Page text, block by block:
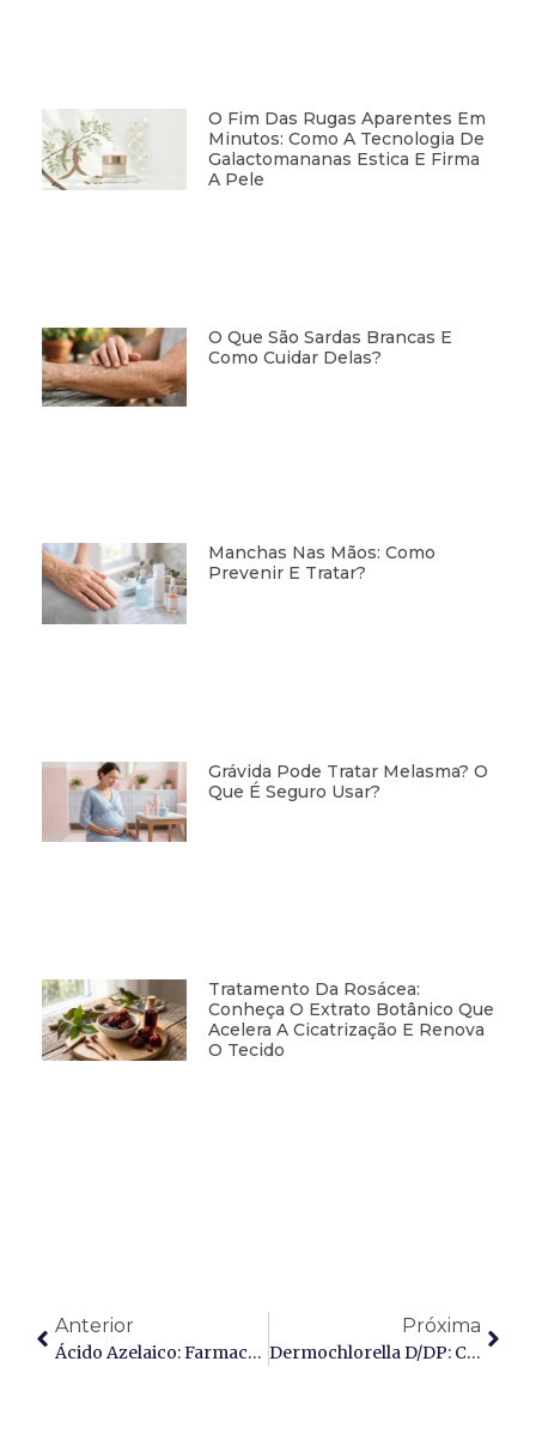
O Fim Das Rugas Aparentes Em
Minutos: Como A Tecnologia De
Galactomananas Estica E Firma
A Pele
O Que São Sardas Brancas E
Como Cuidar Delas?
Manchas Nas Mãos: Como
Prevenir E Tratar?
Grávida Pode Tratar Melasma? O
Que É Seguro Usar?
Tratamento Da Rosácea:
Conheça O Extrato Botânico Que
Acelera A Cicatrização E Renova
O Tecido
Anterior
Ácido Azelaico: Farmacologia Avançada No Tratamento Da Acne E Distúrbios Da Pigmentação
Próxima
Dermochlorella D/DP: Chlorella Vulgaris Extract – A Inovação Anti-Angiogênica Para O Tratamento De Olheiras E Imperfeições Vasculares